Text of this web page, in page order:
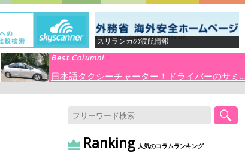
スリランカの渡航情報
Best Column!
日本語タクシーチャーター！ドライバーのサミ...
Ranking 人気のコラムランキング